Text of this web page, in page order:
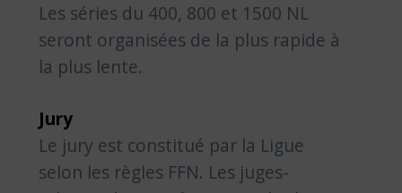
Les séries du 400, 800 et 1500 NL
seront organisées de la plus rapide à
la plus lente.
Jury
Le jury est constitué par la Ligue
selon les règles FFN. Les juges-